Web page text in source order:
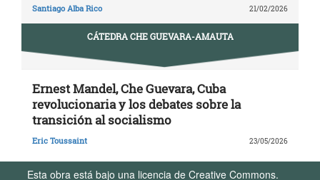
Santiago Alba Rico 21/02/2026
CÁTEDRA CHE GUEVARA-AMAUTA
Ernest Mandel, Che Guevara, Cuba
revolucionaria y los debates sobre la
transición al socialismo
Eric Toussaint 23/05/2026
Esta obra está bajo una licencia de Creative Commons.